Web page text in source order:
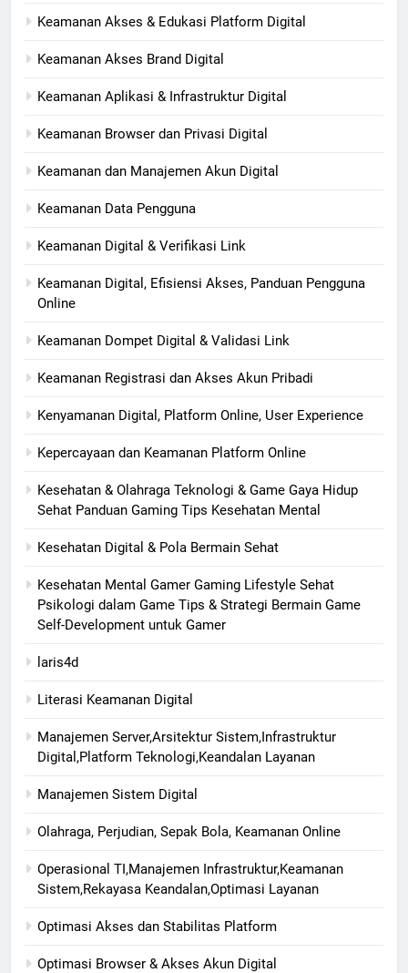
Keamanan Akses & Edukasi Platform Digital
Keamanan Akses Brand Digital
Keamanan Aplikasi & Infrastruktur Digital
Keamanan Browser dan Privasi Digital
Keamanan dan Manajemen Akun Digital
Keamanan Data Pengguna
Keamanan Digital & Verifikasi Link
Keamanan Digital, Efisiensi Akses, Panduan Pengguna
Online
Keamanan Dompet Digital & Validasi Link
Keamanan Registrasi dan Akses Akun Pribadi
Kenyamanan Digital, Platform Online, User Experience
Kepercayaan dan Keamanan Platform Online
Kesehatan & Olahraga Teknologi & Game Gaya Hidup
Sehat Panduan Gaming Tips Kesehatan Mental
Kesehatan Digital & Pola Bermain Sehat
Kesehatan Mental Gamer Gaming Lifestyle Sehat
Psikologi dalam Game Tips & Strategi Bermain Game
Self-Development untuk Gamer
laris4d
Literasi Keamanan Digital
Manajemen Server,Arsitektur Sistem,Infrastruktur
Digital,Platform Teknologi,Keandalan Layanan
Manajemen Sistem Digital
Olahraga, Perjudian, Sepak Bola, Keamanan Online
Operasional TI,Manajemen Infrastruktur,Keamanan
Sistem,Rekayasa Keandalan,Optimasi Layanan
Optimasi Akses dan Stabilitas Platform
Optimasi Browser & Akses Akun Digital